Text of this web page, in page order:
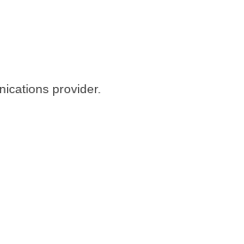
provider.